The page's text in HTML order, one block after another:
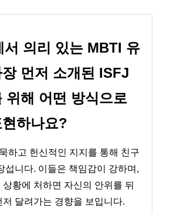
서 의리 있는 MBTI 유
먼저 소개된 ISFJ
위해 어떤 방식으로
하나요?
하고 헌신적인 지지를 통해 친구
섭니다. 이들은 책임감이 강하며,
황에 처하면 자신의 안위를 뒤
저 달려가는 경향을 보입니다.